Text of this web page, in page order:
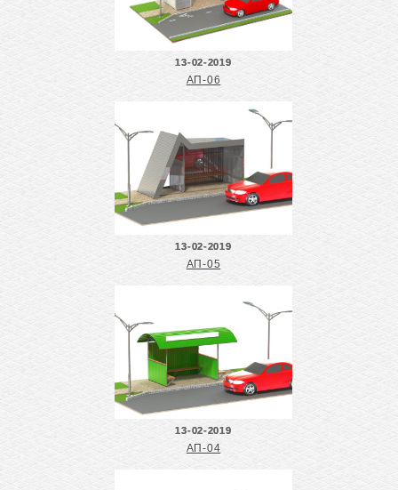
13-02-2019
АП-06
13-02-2019
АП-05
13-02-2019
АП-04